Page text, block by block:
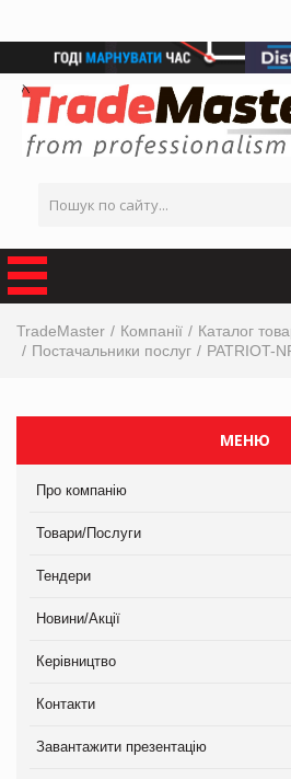
TradeMaster Компанії
Каталог
Постачальники послуг
PATRIOT-
МЕНЮ
Про компанію
Товари/Послуги
Тендери
Новини/Акції
Керівництво
Контакти
Завантажити презентацію